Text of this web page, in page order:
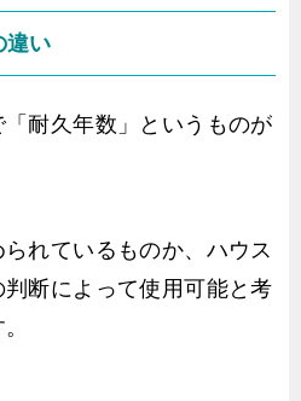
違い
耐久年数」というものが
れているものか、ハウス
断によって使用可能と考